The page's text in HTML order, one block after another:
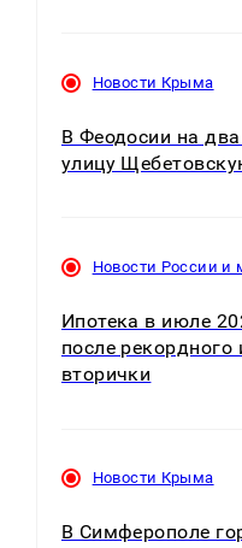
Новости Крыма
В Феодосии на
улицу
Новости России и
Ипотека в июле
после
вторички
Новости Крыма
В Симферополе